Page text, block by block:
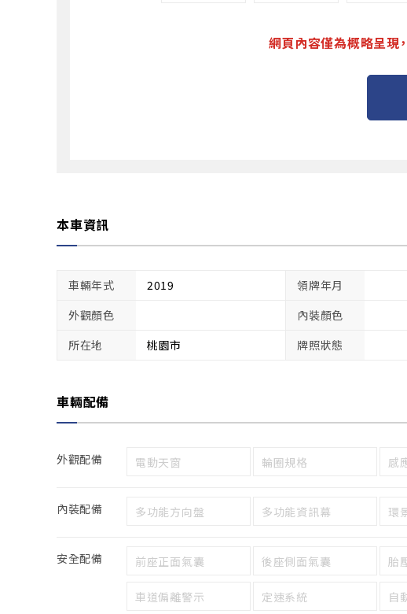
網頁內容僅為概略呈現
本車資訊
車輛年式 2019
領牌年月
外觀顏色
內裝顏色
所在地
桃園市 牌照狀態
車輛配備
外觀配備 電動天窗 輪圈規格 感
內裝配備 多功能方向盤 多功能資訊幕 環
安全配備 前座正面氣囊 後座側面氣囊 胎
車道偏離警示 定速系統 自